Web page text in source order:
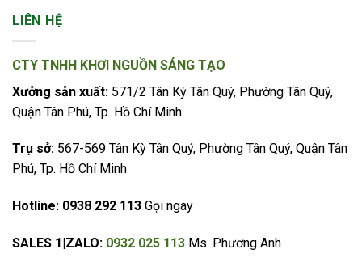
LIÊN HỆ
CTY TNHH KHƠI NGUỒN SÁNG TẠO
Xưởng sản xuất: 571/2 Tân Kỳ Tân Quý, Phường Tân Quý,
Quận Tân Phú, Tp. Hồ Chí Minh
Trụ sở: 567-569 Tân Kỳ Tân Quý, Phường Tân Quý, Quận Tân
Phú, Tp. Hồ Chí Minh
Hotline: 0938 292 113 Gọi ngay
SALES 1|ZALO: 0932 025 113 Ms. Phương Anh